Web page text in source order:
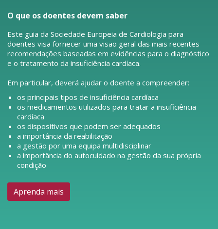
O que os doentes devem saber
Este guia da Sociedade Europeia de Cardiologia para
doentes visa fornecer uma visão geral das mais recentes
recomendações baseadas em evidências para o diagnóstico
e o tratamento da insuficiência cardíaca.
Em particular, deverá ajudar o doente a compreender:
os principais tipos de insuficiência cardíaca
os medicamentos utilizados para tratar a insuficiência
cardíaca
os dispositivos que podem ser adequados
a importância da reabilitação
a gestão por uma equipa multidisciplinar
a importância do autocuidado na gestão da sua própria
condição
Aprenda mais